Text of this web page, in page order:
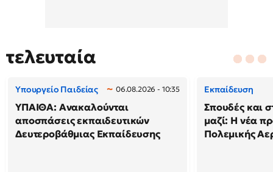
τελευταία
Υπουργείο Παιδείας 06.08.2026 - 10:35
ΥΠΑΙΘΑ: Ανακαλούνται
αποσπάσεις εκπαιδευτικών
Δευτεροβάθμιας Εκπαίδευσης
Εκπαίδευση
Σπουδές και
μαζί: Η νέα
Πολεμικής